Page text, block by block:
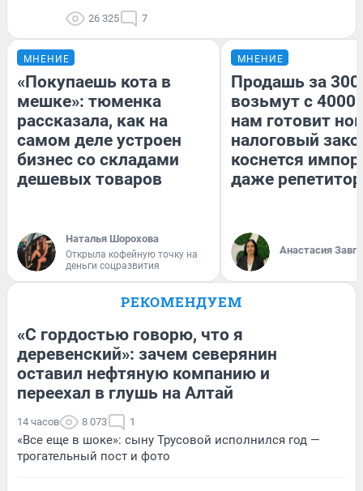
26 325 7
МНЕНИЕ
«Покупаешь кота в
мешке»: тюменка
рассказала, как на
самом деле устроен
бизнес со складами
дешевых товаров
Наталья Шорохова
Открыла кофейную точку на
деньги соцразвития
МНЕНИЕ
Продашь за
возьмут с
нам готовит
налоговый
коснется
даже
Анастасия
РЕКОМЕНДУЕМ
«С гордостью говорю, что я
деревенский»: зачем северянин
оставил нефтяную компанию и
переехал в глушь на Алтай
14 часов 8 073 1
«Все еще в шоке»: сыну Трусовой исполнился год —
трогательный пост и фото